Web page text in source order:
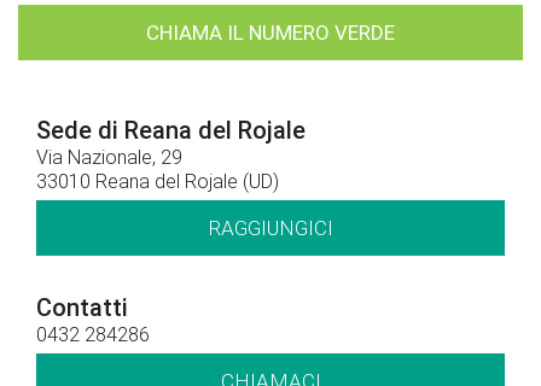
CHIAMA IL NUMERO VERDE
Sede di Reana del Rojale
Via Nazionale, 29
33010 Reana del Rojale (UD)
RAGGIUNGICI
Contatti
0432 284286
CHIAMACI